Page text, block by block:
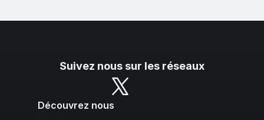
Suivez nous sur les réseaux
Découvrez nous